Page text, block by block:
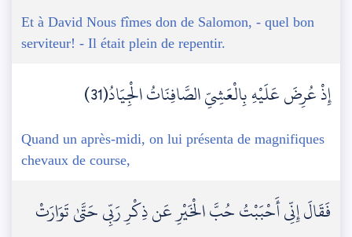
Et à David Nous fîmes don de Salomon, - quel bon
serviteur! - Il était plein de repentir.
إِذْ عُرِضَ عَلَيْهِ بِالْعَشِيِّ الصَّافِنَاتُ الْجِيَادُ(31)
Quand un après-midi, on lui présenta de magnifiques
chevaux de course,
فَقَالَ إِنِّي أَحْبَبْتُ حُبَّ الْخَيْرِ عَن ذِكْرِ رَبِّي حَتَّىٰ تَوَارَتْ